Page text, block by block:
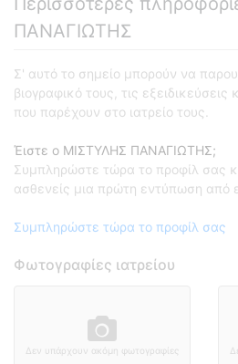
ΠΑΝΑΓΙΩΤΗΣ
Σ' αυτό το σημείο μπορούν να
βιογραφικό τους, τις εξειδικεύσεις
που παρέχουν στο ιατρείο τους.
Έιστε ο ΜΙΣΤΥΛΗΣ ΠΑΝΑΓΙΩΤΗΣ;
Συμπληρώστε τώρα το προφίλ σας
ασθενείς μια πρώτη εντύπωση από
Συμπληρώστε τώρα το προφίλ σας
Φωτογραφίες ιατρείου
Δεν υπάρχουν ακόμη φωτογραφίες